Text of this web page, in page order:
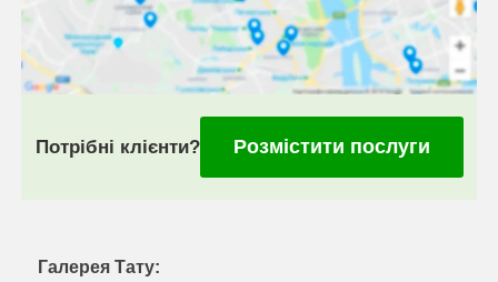
Потрібні клієнти? Розмістити послуги
Галерея Тату: